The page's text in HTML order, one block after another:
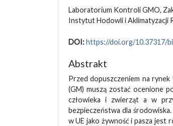
Laboratorium Kontroli GMO,
Instytut Hodowli i Aklimatyzacji
DOI:https://doi.org/10.37317/
Abstrakt
Przed dopuszczeniem na
(GM) muszą zostać ocenione
człowieka i zwierząt a w
bezpieczeństwa dla
w UE jako żywność i pasza jest